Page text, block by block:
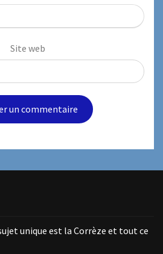
Site web
unique est la Corrèze et tout ce